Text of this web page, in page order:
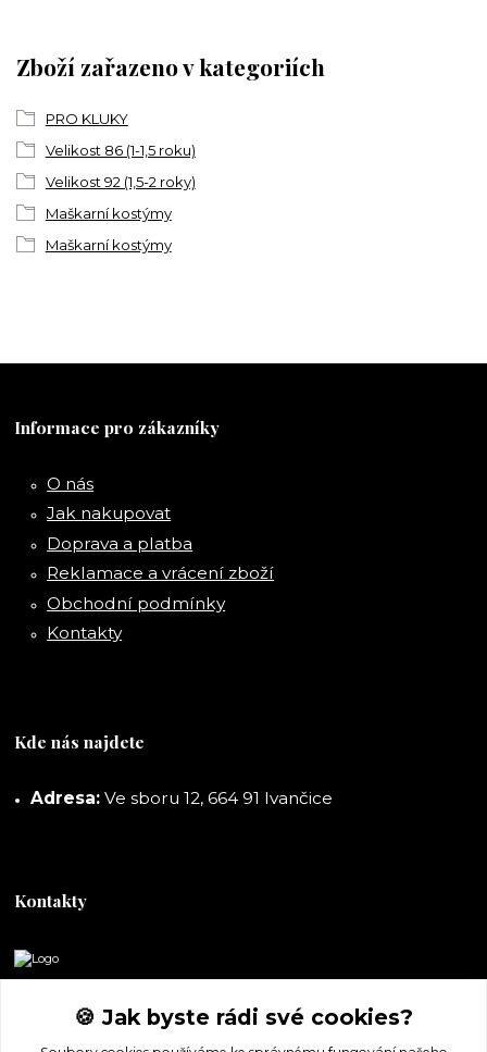
Zboží zařazeno v kategoriích
PRO KLUKY
Velikost 86 (1-1,5 roku)
Velikost 92 (1,5-2 roky)
Maškarní kostýmy
Maškarní kostýmy
Informace pro zákazníky
O nás
Jak nakupovat
Doprava a platba
Reklamace a vrácení zboží
Obchodní podmínky
Kontakty
Kde nás najdete
Adresa: Ve sboru 12, 664 91 Ivančice
Kontakty
+420 777 247 722
🍪 Jak byste rádi své cookies?